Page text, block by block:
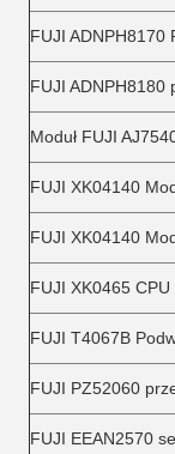
FUJI ADNPH8170
FUJI ADNPH8180
Moduł FUJI
FUJI XK04140
FUJI XK04140
FUJI XK0465
FUJI T4067B
FUJI PZ52060
FUJI EEAN2570